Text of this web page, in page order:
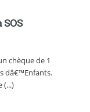
chèque de 1
dâ€™Enfants.
(...)